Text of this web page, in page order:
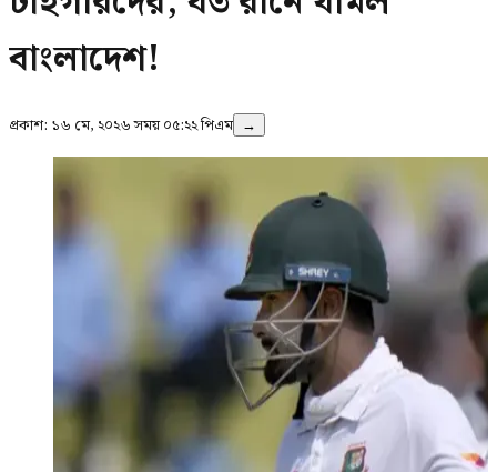
বাংলাদেশ!
প্রকাশ: ১৬ মে, ২০২৬ সময় ০৫:২২ পিএম →